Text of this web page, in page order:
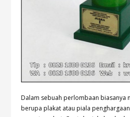
Dalam sebuah perlombaan biasanya
berupa plakat atau piala